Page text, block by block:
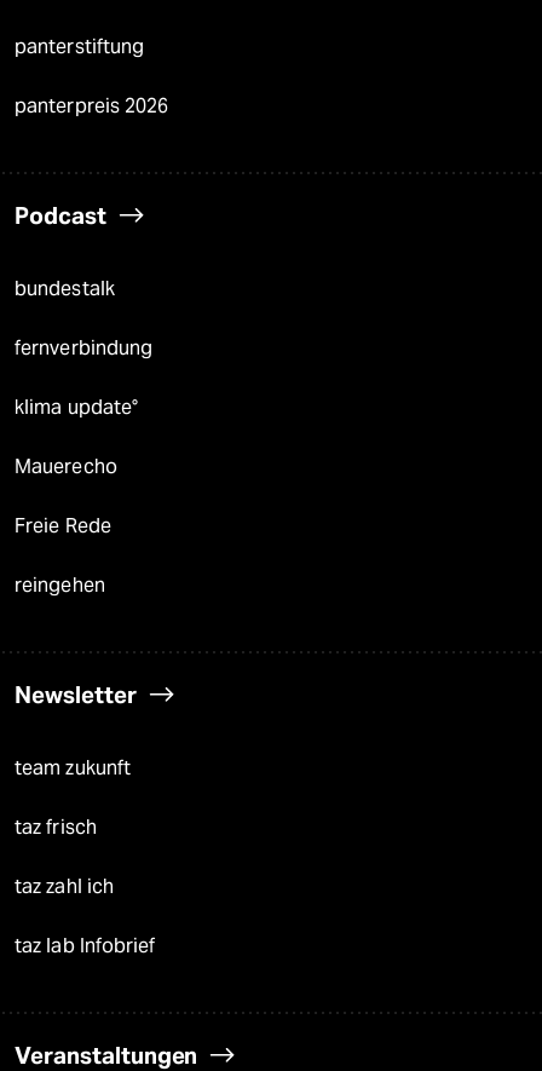
panterstiftung
panterpreis 2026
Podcast
bundestalk
fernverbindung
klima update°
Mauerecho
Freie Rede
reingehen
Newsletter
team zukunft
taz frisch
taz zahl ich
taz lab Infobrief
Veranstaltungen